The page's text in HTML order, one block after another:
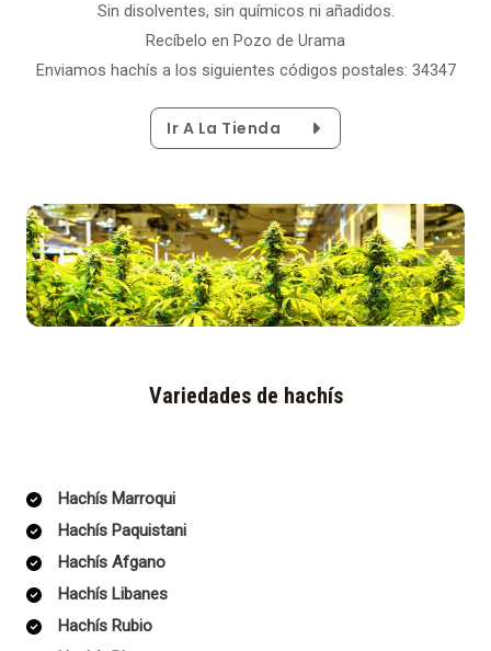
Sin disolventes, sin químicos ni añadidos.
Recíbelo en Pozo de Urama
Enviamos hachís a los siguientes códigos postales: 34347
Ir A La Tienda
Variedades de hachís
Hachís Marroqui
Hachís Paquistani
Hachís Afgano
Hachís Libanes
Hachís Rubio